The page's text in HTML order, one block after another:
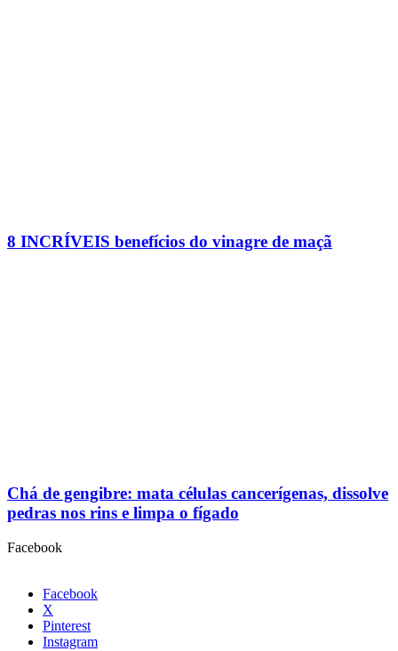
8 INCRÍVEIS benefícios do vinagre de maçã
Chá de gengibre: mata células cancerígenas, dissolve
pedras nos rins e limpa o fígado
Facebook
Facebook
X
Pinterest
Instagram